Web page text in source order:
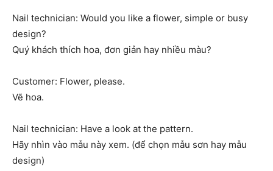
Nail technician: Would you like a flower, simple or busy
design?
Quý khách thích hoa, đơn giản hay nhiều màu?
Customer: Flower, please.
Vẽ hoa.
Nail technician: Have a look at the pattern.
Hãy nhìn vào mẫu này xem. (để chọn mẫu sơn hay mẫu
design)